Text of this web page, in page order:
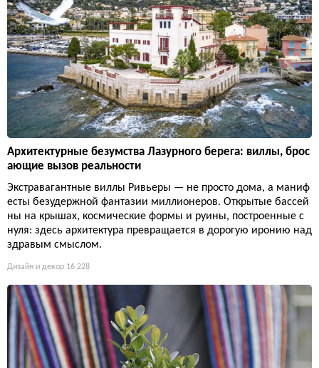
Архитектурные безумства Лазурного берега: виллы, брос
ающие вызов реальности
Экстравагантные виллы Ривьеры — не просто дома, а маниф
есты безудержной фантазии миллионеров. Открытые бассей
ны на крышах, космические формы и руины, построенные с
нуля: здесь архитектура превращается в дорогую иронию над
здравым смыслом.
Дизайн и декор 16 228